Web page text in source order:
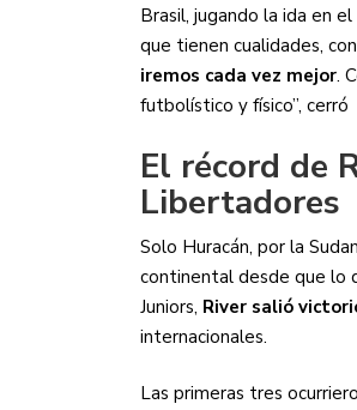
Brasil, jugando la ida en
que tienen cualidades,
iremos cada vez mejor.
futbolístico y físico”, cerró
El récord de
Libertadores
Solo Huracán, por la
continental desde que lo
Juniors, River salió
internacionales.
Las primeras tres